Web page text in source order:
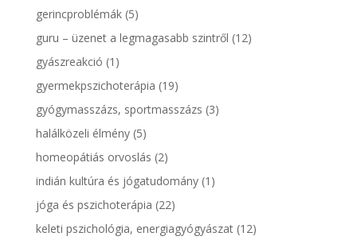
gerincproblémák(5)
guru – üzenet a legmagasabb szintről (12)
gyászreakció (1)
gyermekpszichoterápia (19)
gyógymasszázs, sportmasszázs (3)
halálközeli élmény(5)
homeopátiás orvoslás (2)
indián kultúra és jógatudomány(1)
jóga és pszichoterápia (22)
keleti pszichológia, energiagyógyászat(12)